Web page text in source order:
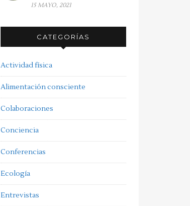
15 MAYO, 2021
CATEGORÍAS
Actividad física
Alimentación consciente
Colaboraciones
Conciencia
Conferencias
Ecología
Entrevistas